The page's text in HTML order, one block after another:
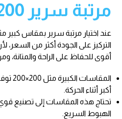
مرتبة سرير 200200 رخيصة
التركيز على الجودة أكثر من السعر،
أقوى للحفاظ على الراحة والمتانة،
أكبر أثناء الحركة.
تحتاج هذه المقاسات إلى تصنيع
الهبوط السريع.